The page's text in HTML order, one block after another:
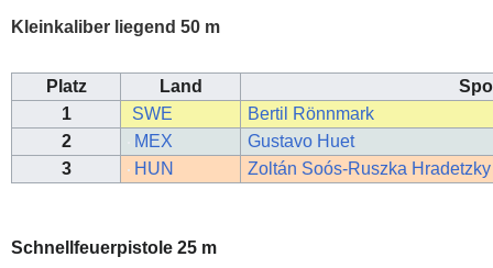
Kleinkaliber liegend 50 m
Platz Land
1
SWE
Bertil Rönnmark
2
MEX
Gustavo Huet
3
HUN Zoltán Soós-Ruszka Hradetzky
Schnellfeuerpistole 25 m